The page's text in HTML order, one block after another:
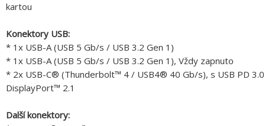
kartou
Konektory USB:
* 1x USB-A (USB 5 Gb/s / USB 3.2 Gen 1)
* 1x USB-A (USB 5 Gb/s / USB 3.2 Gen 1), Vždy zapnuto
* 2x USB-C® (Thunderbolt™ 4 / USB4® 40 Gb/s), s USB PD
DisplayPort™ 2.1
Další konektory: